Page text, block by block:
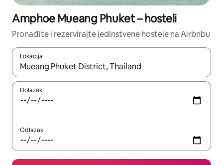
Amphoe Mueang Phuket – hosteli
Pronađite i rezervirajte jedinstvene hostele na Airbnbu
Lokacija
Kada budu dostupni rezultati, moći ćete ih pregledati
Dolazak
Odlazak